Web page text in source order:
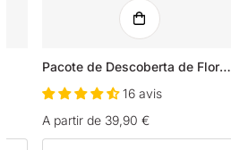
Pacote de Descoberta de Flores de CBD
16 avis
Preço
normal
A partir de 39,90 €